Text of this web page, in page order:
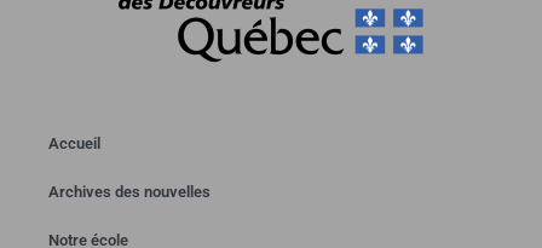
Accueil
Archives des nouvelles
Notre école